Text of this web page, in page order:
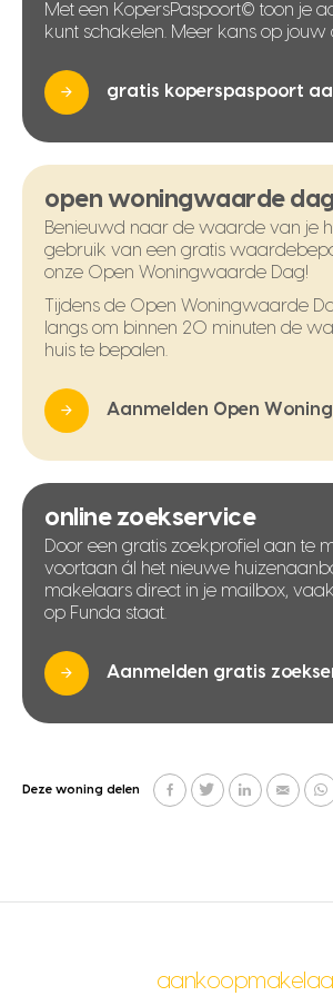
Met een KopersPaspoort© toon je
kunt schakelen. Meer kans op jouw
gratis koperspaspoort
open woningwaarde dag
Benieuwd naar de waarde van je
gebruik van een gratis
onze Open Woningwaarde Dag!
Tijdens de Open Woningwaarde
langs om binnen 20 minuten de
huis te bepalen.
Aanmelden Open
online zoekservice
Door een gratis zoekprofiel aan te
voortaan ál het nieuwe
makelaars direct in je mailbox,
op Funda staat.
Aanmelden gratis
Deze woning delen